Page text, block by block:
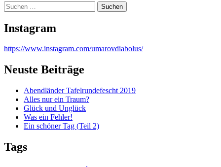
Suchen
nach:
Instagram
https://www.instagram.com/umarovdiabolus/
Neuste Beiträge
Abendländer Tafelrundefescht 2019
Alles nur ein Traum?
Glück und Unglück
Was ein Fehler!
Ein schöner Tag (Teil 2)
Tags